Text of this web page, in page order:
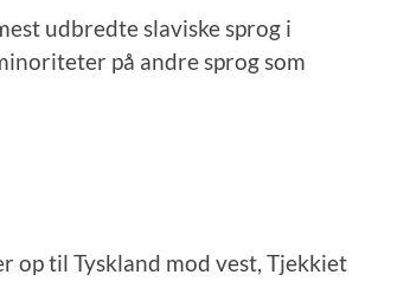
udbredte slaviske sprog i
på andre sprog som
op til Tyskland mod vest, Tjekkiet